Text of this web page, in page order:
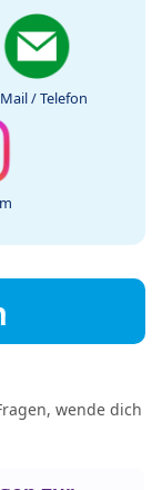
/ Telefon
wende dich